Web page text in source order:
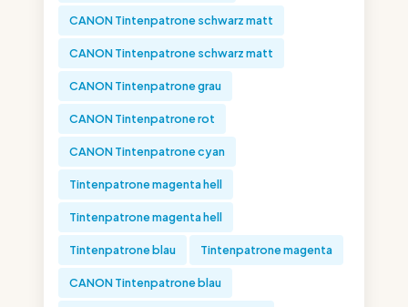
CANON Tintenpatrone schwarz matt
CANON Tintenpatrone schwarz matt
CANON Tintenpatrone grau
CANON Tintenpatrone rot
CANON Tintenpatrone cyan
Tintenpatrone magenta hell
Tintenpatrone magenta hell
Tintenpatrone blau Tintenpatrone magenta
CANON Tintenpatrone blau